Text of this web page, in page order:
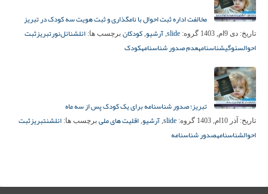
مخالفت اداره ثبت احوال با نامگذاری و ثبت هویت سه‌ کودک در تبریز
تاریخ: دی 9ام, 1403 گروه: slide
, آرشیو, کودکان برچسب ها: ائلشنائل‌نورتبریزثبت
احوالسئوگیشناسنامهعدم صدور شناسنامهکودک
تبریز؛ صدور شناسنامه برای یک کودک پس از سه ماه
تاریخ: آذر 10ام, 1403 گروه: slide
, آرشیو, اقلیت های ملی برچسب ها: ائلشنتبریزثبت
احوالشناسنامهصدور شناسنامه